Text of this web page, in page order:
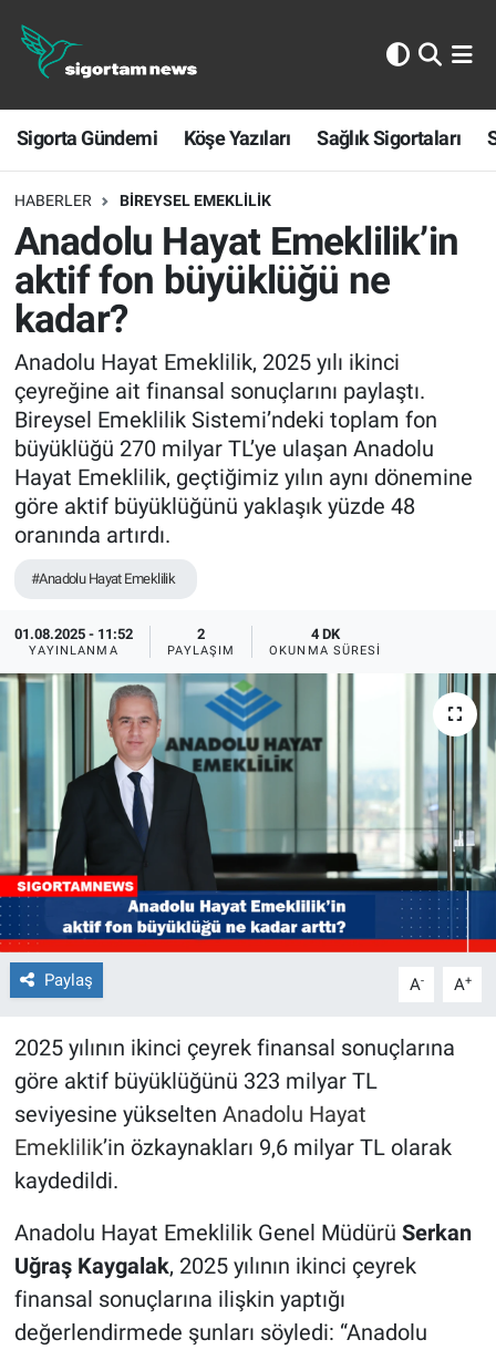
Sigorta Gündemi Köşe Yazıları Sağlık Sigortaları
HABERLER BIREYSEL EMEKLILIK
Anadolu Hayat Emeklilik’in
aktif fon büyüklüğü ne
kadar?
Anadolu Hayat Emeklilik, 2025 yılı ikinci
çeyreğine ait finansal sonuçlarını paylaştı.
Bireysel Emeklilik Sistemi’ndeki toplam fon
büyüklüğü 270 milyar TL’ye ulaşan Anadolu
Hayat Emeklilik, geçtiğimiz yılın aynı dönemine
göre aktif büyüklüğünü yaklaşık yüzde 48
oranında artırdı.
#Anadolu Hayat Emeklilik
01.08.2025 - 11:52
YAYINLANMA
2
PAYLAŞIM
4 DK
OKUNMA SÜRESI
Paylaş A- A+
2025 yılının ikinci çeyrek finansal sonuçlarına
göre aktif büyüklüğünü 323 milyar TL
seviyesine yükselten Anadolu Hayat
Emeklilik’in özkaynakları 9,6 milyar TL olarak
kaydedildi.
Anadolu Hayat Emeklilik Genel Müdürü Serkan
Uğraş Kaygalak, 2025 yılının ikinci çeyrek
finansal sonuçlarına ilişkin yaptığı
değerlendirmede şunları söyledi: “Anadolu
Sigorta Gündemi
Köşe Yazıları
Sağlık Sigortaları
Sporun Sigortası
Ekonomi